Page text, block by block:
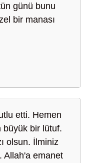
günü bunu
bir manası
etti. Hemen
büyük bir lütuf.
olsun. İlminiz
Allah'a emanet